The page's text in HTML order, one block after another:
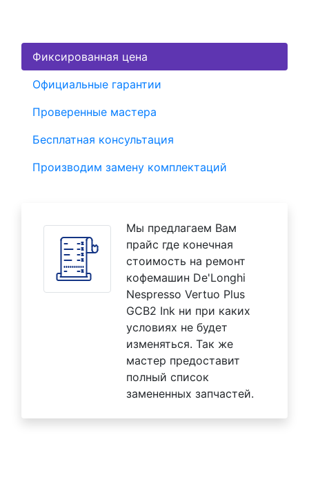
Фиксированная цена
Официальные гарантии
Проверенные мастера
Бесплатная консультация
Производим замену комплектаций
Мы предлагаем Вам
прайс где конечная
стоимость на ремонт
кофемашин De'Longhi
Nespresso Vertuo Plus
GCB2 Ink ни при каких
условиях не будет
изменяться. Так же
мастер предоставит
полный список
замененных запчастей.